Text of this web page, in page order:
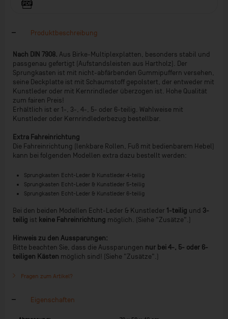
Produktbeschreibung
Nach DIN 7908. Aus Birke-Multiplexplatten, besonders stabil und
passgenau gefertigt (Aufstandsleisten aus Hartholz). Der
Sprungkasten ist mit nicht-abfärbenden Gummipuffern versehen,
seine Deckplatte ist mit Schaumstoff gepolstert, der entweder mit
Kunstleder oder mit Kernrindleder überzogen ist. Hohe Qualität
zum fairen Preis!
Erhältlich ist er 1-, 3-, 4-, 5- oder 6-teilig. Wahlweise mit
Kunstleder oder Kernrindlederbezug bestellbar.
Extra Fahreinrichtung
Die Fahreinrichtung (lenkbare Rollen, Fuß mit bedienbarem Hebel)
kann bei folgenden Modellen extra dazu bestellt werden:
Sprungkasten Echt-Leder & Kunstleder 4-teilig
Sprungkasten Echt-Leder & Kunstleder 5-teilig
Sprungkasten Echt-Leder & Kunstleder 6-teilig
Bei den beiden Modellen Echt-Leder & Kunstleder 1-teilig und 3-
teilig ist keine Fahreinrichtung möglich. (Siehe "Zusätze".)
Hinweis zu den Aussparungen:
Bitte beachten Sie, dass die Aussparungen nur bei 4-, 5- oder 6-
teiligen Kästen möglich sind! (Siehe "Zusätze".)
Fragen zum Artikel?
Eigenschaften